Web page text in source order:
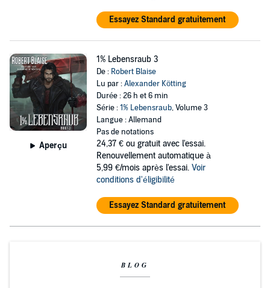
Essayez Standard gratuitement
Aperçu
1% Lebensraub 3
De : Robert Blaise
Lu par :Alexander Kötting
Durée : 26 h et 6 min
Série :1% Lebensraub, Volume 3
Langue : Allemand
Pas de notations
24,37 € ou gratuit avec l'essai.
Renouvellement automatique à
5,99 €/mois après l'essai. Voir
conditions d'éligibilité
Essayez Standard gratuitement
BLOG